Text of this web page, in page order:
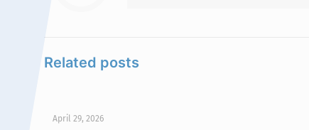
Related posts
April 29, 2026